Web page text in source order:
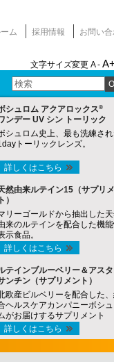
ム 採用情報 お問い
文字サイズ変更 A - A+
シュロム アクアロックス®
ンデー UV シン トーリック
シュロム史上、最も洗練さ
トーリックレンズ。
詳しくはこちら
然由来ルテイン15（サプリ
ト）
リーゴールドから抽出した
来のルテインを配合した機
示食品。
詳しくはこちら
テインブルーベリー＆アス
ンチン（サプリメント）
欧産ビルベリーを配合した
ヘルスケアカンパニーボシュ
がお届けするサプリメント
詳しくはこちら